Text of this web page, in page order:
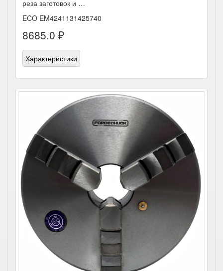
реза заготовок и …
ECO EM4241131425740
8685.0 ₽
Характеристики